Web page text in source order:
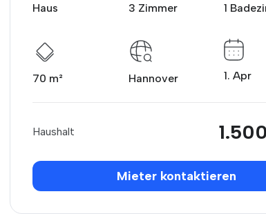
Haus 3 Zimmer 1
70 m² Hannover 1. Apr
Haushalt 1.500
Mieter kontaktieren